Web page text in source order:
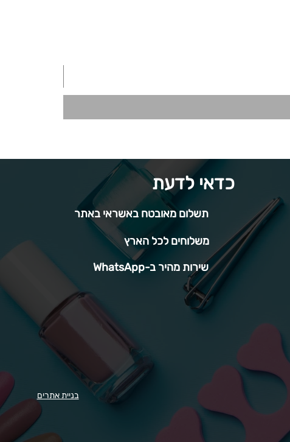
כדאי לדעת
תשלום מאובטח באשראי באתר
משלוחים לכל הארץ
שירות מהיר ב-WhatsApp
בניית אתרים